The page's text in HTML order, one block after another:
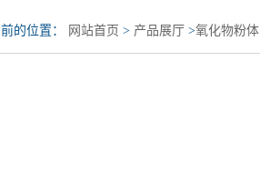
的位置： 网站首页 > 产品展厅 >氧化物粉体